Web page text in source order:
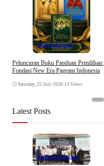
Opini & Inspirasi
Peluncuran Buku Panduan Pemilihan:
Fondasi New Era Pageant Indonesia
Saturday, 25 July 2026•11 Views
Latest Posts
Tokoh & Organisasi